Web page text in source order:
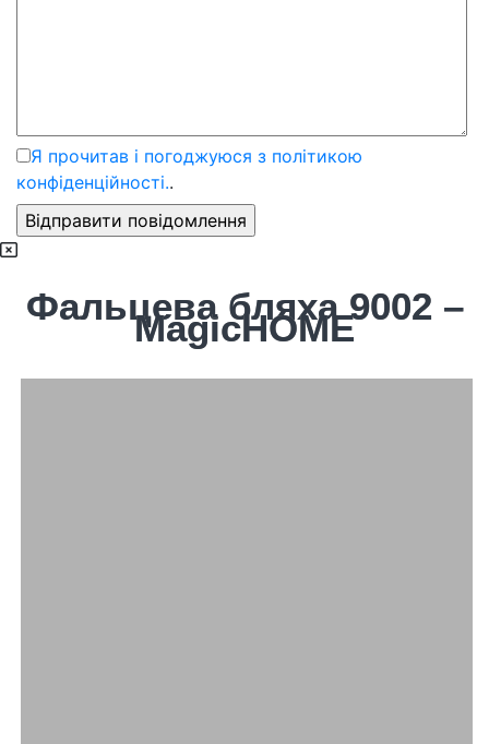
Я прочитав і погоджуюся з політикою
конфіденційності..
Фальцева бляха 9002 –
MagicHOME